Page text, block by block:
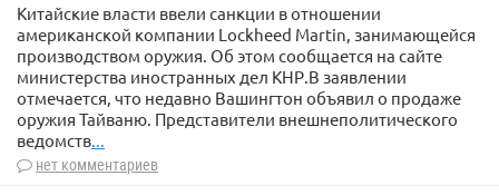
Китайские власти ввели санкции в отношении
американской компании Lockheed Martin, занимающейся
производством оружия. Об этом сообщается на сайте
министерства иностранных дел КНР.В заявлении
отмечается, что недавно Вашингтон объявил о продаже
оружия Тайваню. Представители внешнеполитического
ведомств
нет комментариев